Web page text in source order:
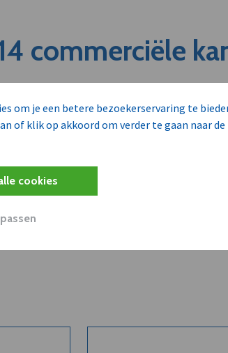
om je een betere bezoekerservaring te
of klik op akkoord om verder te gaan naar de
cookies
commerciële
verkopen?
deze onderneming?
relevant?